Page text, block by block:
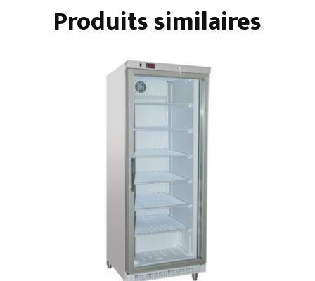
Produits similaires